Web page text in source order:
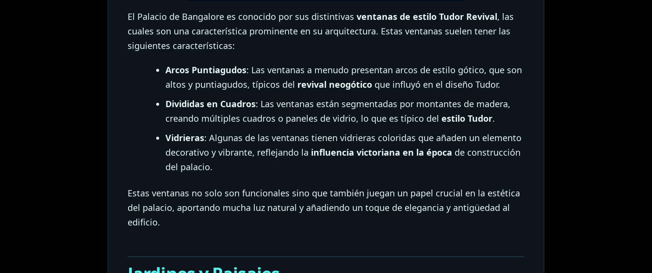
El Palacio de Bangalore es conocido por sus distintivas ventanas de estilo Tudor Revival, las
cuales son una característica prominente en su arquitectura. Estas ventanas suelen tener las
siguientes características:
Arcos Puntiagudos: Las ventanas a menudo presentan arcos de estilo gótico, que son
altos y puntiagudos, típicos del revival neogótico que influyó en el diseño Tudor.
Divididas en Cuadros: Las ventanas están segmentadas por montantes de madera,
creando múltiples cuadros o paneles de vidrio, lo que es típico delestilo Tudor.
Vidrieras: Algunas de las ventanas tienen vidrieras coloridas que añaden un elemento
decorativo y vibrante, reflejando la influencia victoriana en la época de construcción
del palacio.
Estas ventanas no solo son funcionales sino que también juegan un papel crucial en la estética
del palacio, aportando mucha luz natural y añadiendo un toque de elegancia y antigüedad al
edificio.